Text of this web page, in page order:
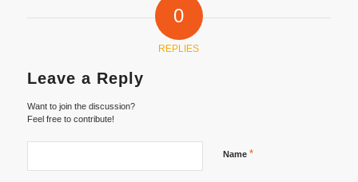
0
REPLIES
Leave a Reply
Want to join the discussion?
Feel free to contribute!
Name *